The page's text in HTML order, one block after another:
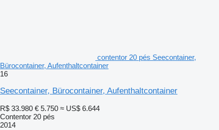
contentor 20 pés Seecontainer,
Bürocontainer, Aufenthaltcontainer
16
Seecontainer, Bürocontainer, Aufenthaltcontainer
R$ 33.980 € 5.750 ≈ US$ 6.644
Contentor 20 pés
2014